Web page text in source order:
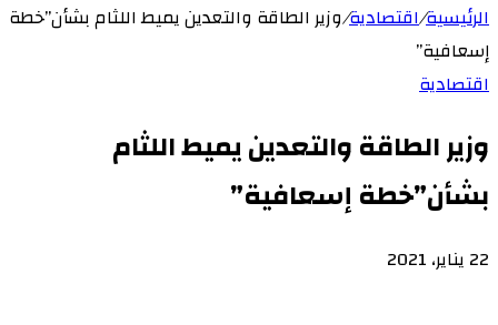
الرئيسية/اقتصادية/وزير الطاقة والتعدين يميط اللثام بشأن”خطة
إسعافية”
اقتصادية
وزير الطاقة والتعدين يميط اللثام
بشأن”خطة إسعافية”
22 يناير، 2021